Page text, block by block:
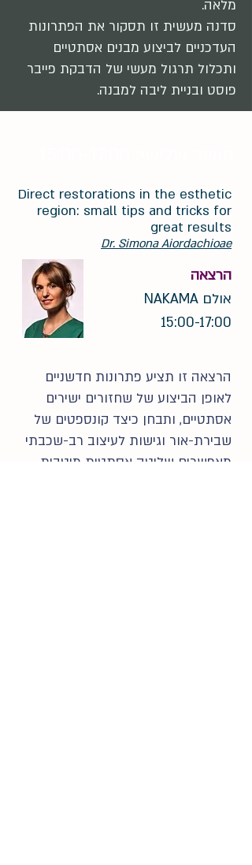
מלאה.
סדנה מעשית זו תסקור את הפתרונות
העדכניים לביצוע מבנים אסתטיים
ותכלול תרגול מעשי של הדבקת פייבר
פוסט ובניית ליבה למבנה.
Direct restorations in the esthetic
region: small tips and tricks for
great results
Dr. Simona Aiordachioae
הרצאה
אולם NAKAMA
15:00-17:00
הרצאה זו תציע פתרונות חדשניים
לאופן הביצוע של שחזורים ישירים
אסתטיים, ותבחן כיצד קונספטים של
שבירת-אור וגישות לעיצוב רב-שכבתי
מאפשרים שליטה אסתטית מיטבית